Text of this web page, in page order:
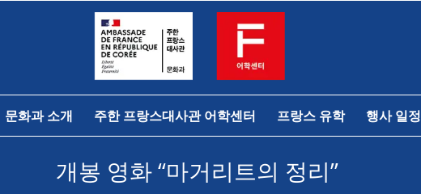
문화과 소개 주한 프랑스대사관 어학센터 프랑스 유학 행사 일정
개봉 영화 “마거리트의 정리”